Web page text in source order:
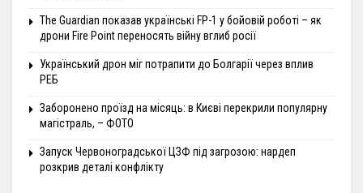
The Guardian показав українські FP-1 у бойовій роботі – як
дрони Fire Point переносять війну вглиб росії
Український дрон міг потрапити до Болгарії через вплив
РЕБ
Заборонено проїзд на місяць: в Києві перекрили популярну
магістраль, – ФОТО
Запуск Червоноградської ЦЗФ під загрозою: нардеп
розкрив деталі конфлікту